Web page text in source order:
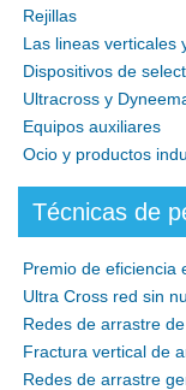
Rejillas
Las lineas verticales
Dispositivos de
Ultracross y
Equipos auxiliares
Ocio y productos
Técnicas de
Premio de eficiencia
Ultra Cross red sin
Redes de arrastre
Fractura vertical de
Redes de arrastre